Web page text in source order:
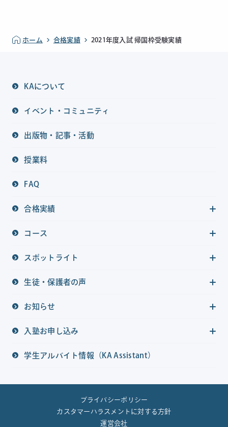
ホーム 合格実績 2021年度入試 帰国枠受験実績
KAについて
イベント・コミュニティ
出版物・記事・活動
授業料
FAQ
合格実績
コース
スポットライト
生徒・保護者の声
お知らせ
入塾お申し込み
学生アルバイト情報（KA Assistant）
プライバシーポリシー
カスタマーハラスメントに対する方針
運営会社